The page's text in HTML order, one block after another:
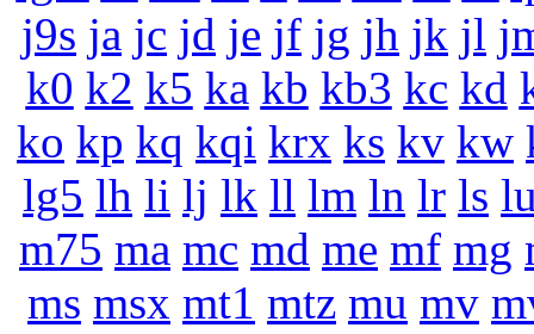
j9s ja jc jd je jf jg jh jk jl
k0 k2 k5 ka kb kb3 kc kd
ko kp kq kqi krx ks kv kw
lg5 lh li lj lk ll lm ln lr ls
m75 ma mc md me mf mg
ms msx mt1 mtz mu mv